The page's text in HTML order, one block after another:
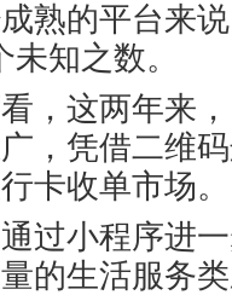
熟的平台来
知之数。
，这两年来
，凭借二维
卡收单市场。
过小程序进
的生活服务